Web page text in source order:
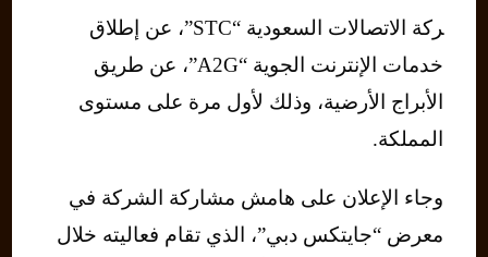
ركة الاتصالات السعودية “STC”، عن إطلاق
خدمات الإنترنت الجوية “A2G”، عن طريق
الأبراج الأرضية، وذلك لأول مرة على مستوى
المملكة.
وجاء الإعلان على هامش مشاركة الشركة في
معرض “جايتكس دبي”، الذي تقام فعاليته خلال